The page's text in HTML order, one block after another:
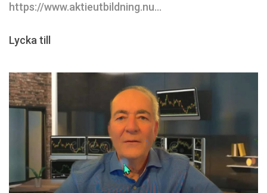
https://www.aktieutbildning.nu...
Lycka till